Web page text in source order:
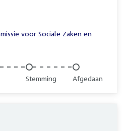
voor Sociale Zaken en
Onvoltooid:
Stemming Onvoltooid:
Afgedaan